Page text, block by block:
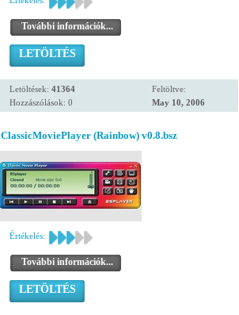
További információk...
LETÖLTÉS
Letöltések: 41364
Hozzászólások: 0
Feltöltve:
May 10, 2006
ClassicMoviePlayer (Rainbow) v0.8.bsz
Értékelés:
További információk...
LETÖLTÉS